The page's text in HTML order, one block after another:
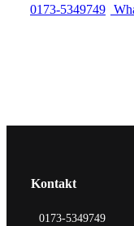
0173-5349749
Kontakt
0173-5349749